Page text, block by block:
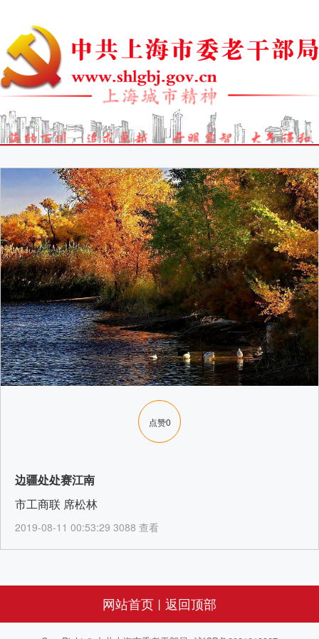
点赞0
边疆处处赛江南
市工商联 席松林
2019-08-11 00:53:29 3088 查看
网站首页 丨 返回顶部